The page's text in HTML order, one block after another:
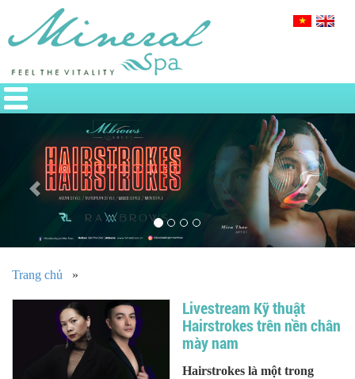
Trang chủ »
Livestream Kỹ thuật
Hairstrokes trên nền chân
mày nam
Hairstrokes là một trong